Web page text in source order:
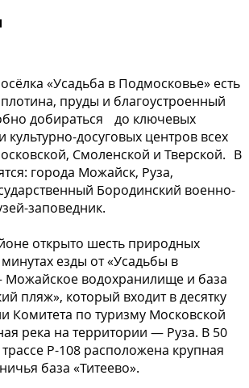
«Усадьба в Подмосковье» есть
пруды и благоустроенный
добираться до ключевых
досуговых центров всех
Смоленской и Тверской. В
города Можайск, Руза,
Бородинский военно-
заповедник.
открыто шесть природных
езды от «Усадьбы в
водохранилище и база
пляж», который входит в десятку
Комитета по туризму Московской
река на территории — Руза. В 50
Р-108 расположена крупная
база «Титеево».